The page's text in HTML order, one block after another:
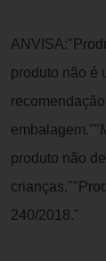
produto não é
produto não
240/2018."